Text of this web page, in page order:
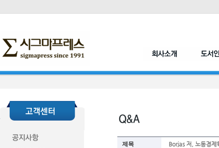
제목 Borjas 저, 노동경제